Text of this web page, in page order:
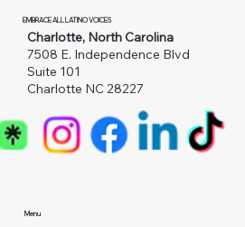
EMBRACE ALL LATINO VOICES
Charlotte, North Carolina
7508 E. Independence Blvd
Suite 101
Charlotte NC 28227
Menu